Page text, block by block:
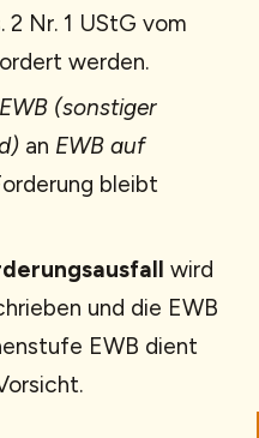
2 Nr. 1 UStG vom
werden.
(sonstiger
an EWB auf
bleibt
wird
und die EWB
EWB dient